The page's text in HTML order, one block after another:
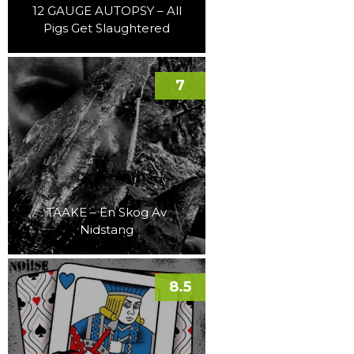
12 GAUGE AUTOPSY – All
Pigs Get Slaughtered
TAAKE – En Skog Av
Nidstang
7
8.5